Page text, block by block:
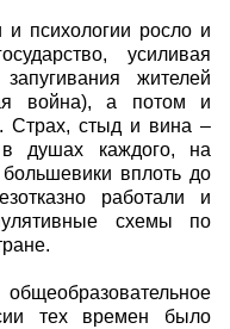
и психологии росло и
усиливая
жителей
война), а потом и
Страх, стыд и вина –
душах каждого, на
вплоть до
работали и
схемы по
тех времен было